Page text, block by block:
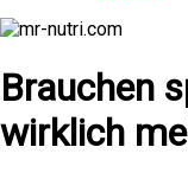
Brauchen
wirklich